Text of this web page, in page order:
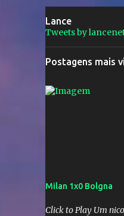
Lance
Tweets by
Postagens mais
Milan 1x0 Bolgna
Click to Play Um